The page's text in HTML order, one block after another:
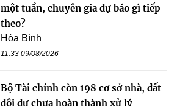
một tuần, chuyên gia dự báo gì tiếp
theo?
Hòa Bình
11:33 09/08/2026
Bộ Tài chính còn 198 cơ sở nhà, đất
dôi dư chưa hoàn thành xử lý